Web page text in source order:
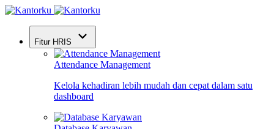
Fitur HRIS
Attendance Management
Kelola kehadiran lebih mudah dan cepat dalam satu
dashboard